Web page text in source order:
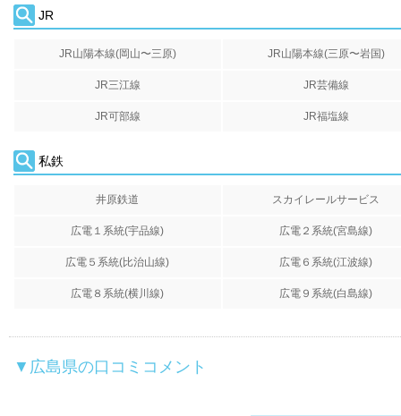
JR
JR山陽本線(岡山〜三原) JR山陽本線(三原〜岩国)
JR三江線 JR芸備線
JR可部線 JR福塩線
私鉄
井原鉄道 スカイレールサービス
広電１系統(宇品線) 広電２系統(宮島線)
広電５系統(比治山線) 広電６系統(江波線)
広電８系統(横川線) 広電９系統(白島線)
▼広島県の口コミコメント